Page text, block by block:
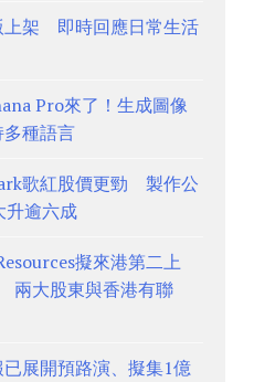
上架 即時回應日常生活
Pro來了！生成圖像
種語言
歌紅股價更勁 製作公
逾六成
擬來港第二上
兩大股東與香港有聯
已展開預路演、擬集1億